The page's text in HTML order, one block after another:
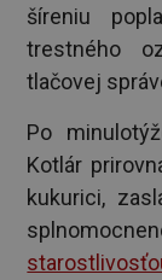
šíreniu
trestného
tlačovej
Po
Kotlár
kukurici,